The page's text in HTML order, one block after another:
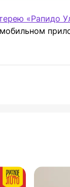
«Рапидо